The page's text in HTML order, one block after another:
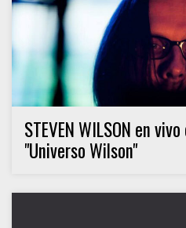
STEVEN WILSON en
"Universo Wilson"